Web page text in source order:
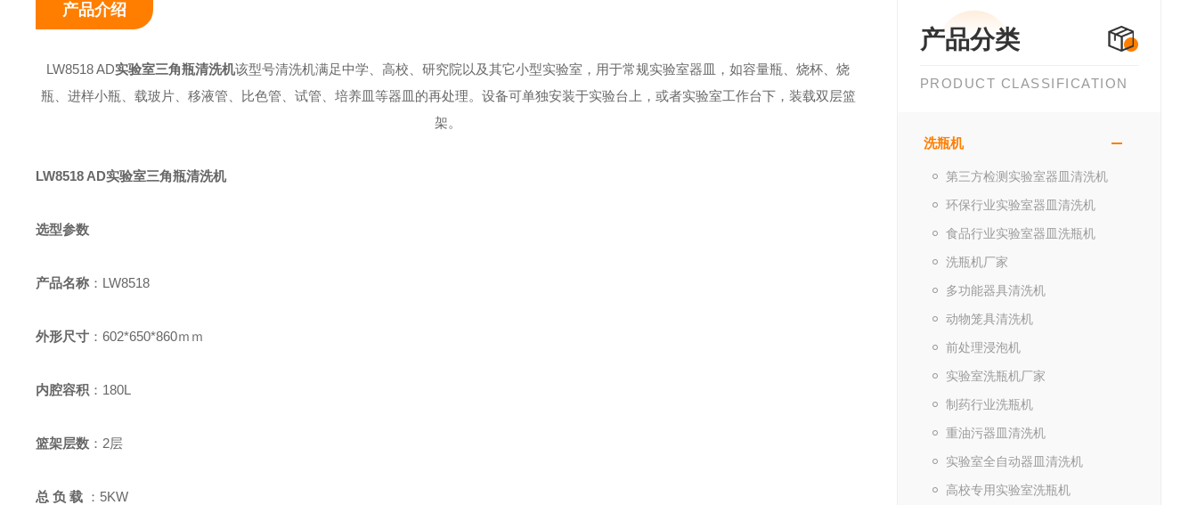
产品分类
PRODUCT CLASSIFICATION
洗瓶机
第三方检测实验室器皿清洗机
环保行业实验室器皿清洗机
食品行业实验室器皿洗瓶机
洗瓶机厂家
多功能器具清洗机
动物笼具清洗机
前处理浸泡机
实验室洗瓶机厂家
制药行业洗瓶机
重油污器皿清洗机
实验室全自动器皿清洗机
高校专用实验室洗瓶机
产品介绍
LW8518 AD实验室三角瓶清洗机该型号清洗机满足中学、高校、研究院以及其它小型实验室，用于常规实验室器皿，如容量瓶、烧杯、烧
瓶、进样小瓶、载玻片、移液管、比色管、试管、培养皿等器皿的再处理。设备可单独安装于实验台上，或者实验室工作台下，装载双层篮
架。
LW8518 AD实验室三角瓶清洗机
选型参数
产品名称 ： LW8518
外形尺寸 ： 602*650*860ｍｍ
内腔容积 ： 180L
篮架层数 ： 2层
总 负 载 ： 5KW